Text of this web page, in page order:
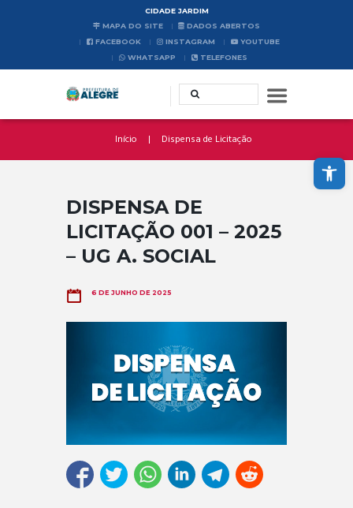
Abrir a barra de ferramentas
CIDADE JARDIM
MAPA DO SITE
DADOS ABERTOS
FACEBOOK
INSTAGRAM
YOUTUBE
WHATSAPP
TELEFONES
Início Dispensa de Licitação
DISPENSA DE
LICITAÇÃO 001 – 2025
– UG A. SOCIAL
6 DE JUNHO DE 2025